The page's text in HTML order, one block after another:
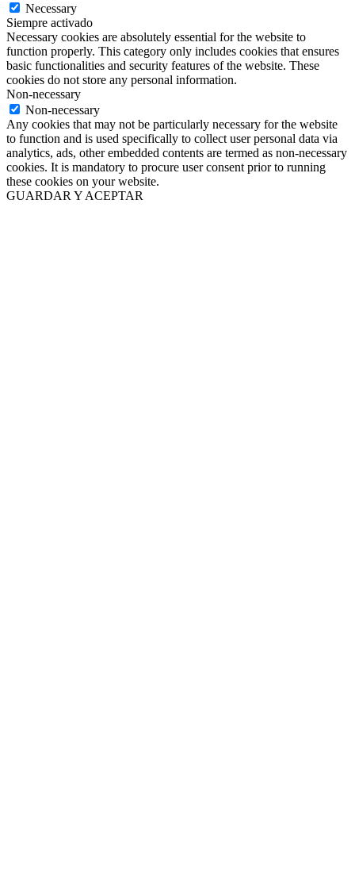
Necessary
Siempre activado
Necessary cookies are absolutely essential for the website to
function properly. This category only includes cookies that ensures
basic functionalities and security features of the website. These
cookies do not store any personal information.
Non-necessary
Non-necessary
Any cookies that may not be particularly necessary for the website
to function and is used specifically to collect user personal data via
analytics, ads, other embedded contents are termed as non-necessary
cookies. It is mandatory to procure user consent prior to running
these cookies on your website.
GUARDAR Y ACEPTAR